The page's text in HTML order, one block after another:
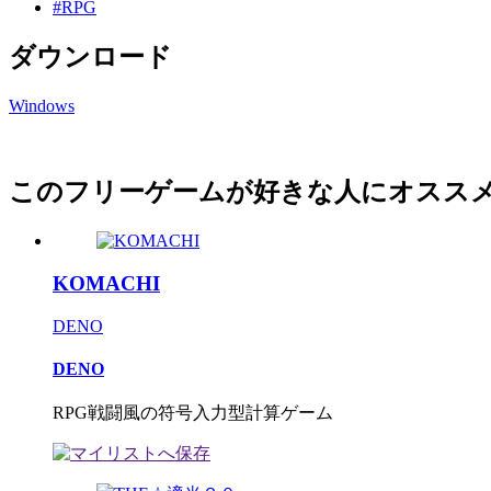
#RPG
ダウンロード
Windows
このフリーゲームが好きな人にオスス
KOMACHI
DENO
DENO
RPG戦闘風の符号入力型計算ゲーム